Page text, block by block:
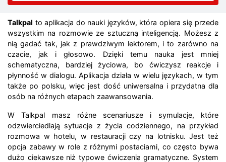
Talkpal to aplikacja do nauki języków, która opiera się przede
wszystkim na rozmowie ze sztuczną inteligencją. Możesz z
nią gadać tak, jak z prawdziwym lektorem, i to zarówno na
czacie, jak i głosowo. Dzięki temu nauka jest mniej
schematyczna, bardziej życiowa, bo ćwiczysz reakcje i
płynność w dialogu. Aplikacja działa w wielu językach, w tym
także po polsku, więc jest dość uniwersalna i przydatna dla
osób na różnych etapach zaawansowania.
W Talkpal masz różne scenariusze i symulacje, które
odzwierciedlają sytuacje z życia codziennego, na przykład
rozmowa w hotelu, w restauracji czy na lotnisku. Jest też
opcja zabawy w role z różnymi postaciami, co często bywa
dużo ciekawsze niż typowe ćwiczenia gramatyczne. System